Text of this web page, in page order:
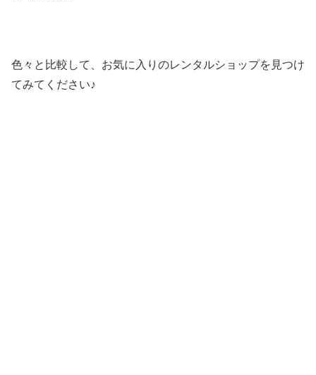
色々と比較して、お気に入りのレンタルショップを見つけ
てみてください♪